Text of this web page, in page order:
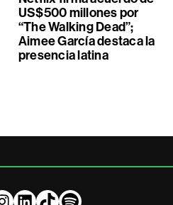
US$500 millones por
“The Walking Dead”;
Aimee García destaca la
presencia latina